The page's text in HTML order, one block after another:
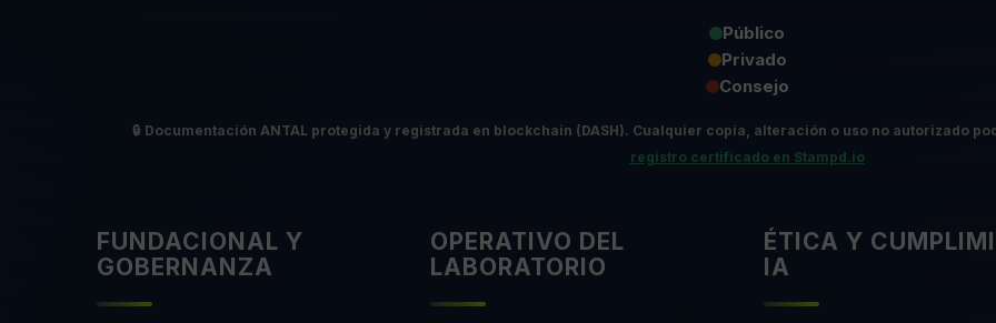
Público
Privado
Consejo
🔒 Documentación ANTAL protegida y registrada en blockchain (DASH). Cualquier copia, alteración o uso no autorizado
registro certificado en Stampd.io
FUNDACIONAL Y
GOBERNANZA
OPERATIVO DEL
LABORATORIO
ÉTICA Y
IA